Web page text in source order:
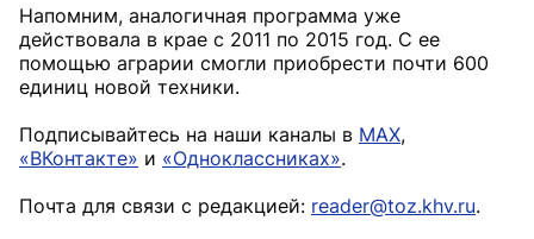
Напомним, аналогичная программа уже
действовала в крае с 2011 по 2015 год. С ее
помощью аграрии смогли приобрести почти 600
единиц новой техники.
Подписывайтесь на наши каналы в MAX,
«ВКонтакте» и «Одноклассниках».
Почта для связи с редакцией: reader@toz.khv.ru.